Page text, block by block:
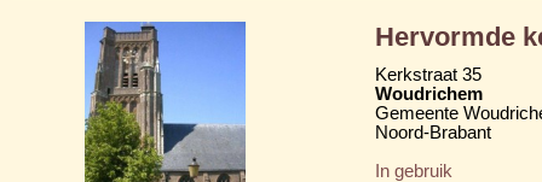
Hervormde
Kerkstraat 35
Woudrichem
Gemeente
Noord-Brabant
In gebruik